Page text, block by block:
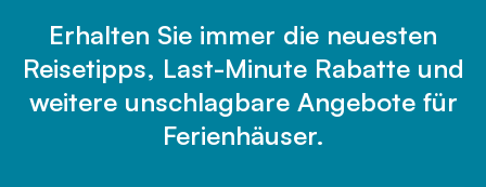
Erhalten Sie immer die neuesten
Reisetipps, Last-Minute Rabatte und
weitere unschlagbare Angebote für
Ferienhäuser.